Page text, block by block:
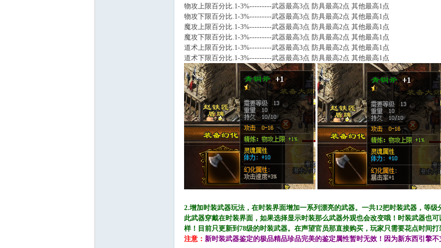
物攻上限百分比.1-3%---------武器最高3点 防具最高2点 其他最高1点
物攻下限百分比.1-3%---------武器最高3点 防具最高2点 其他最高1点
魔攻上限百分比.1-3%---------武器最高3点 防具最高2点 其他最高1点
魔攻下限百分比.1-3%---------武器最高3点 防具最高2点 其他最高1点
道术上限百分比.1-3%---------武器最高3点 防具最高2点 其他最高1点
道术下限百分比.1-3%---------武器最高3点 防具最高2点 其他最高1点
2.增加时装武器玩法，在时装界面增加一系列漂亮的武器。 一共12把时装武器，等级
此武器穿戴在时装界面，如果选择显示时装那么武器外观也会改变哦！时装武器也
样！ 目前只更新到78级的时装武器。在声望官员那直接购买，玩家只需要花点时间打
注意： 新时装武器鉴定的极品精品珍品完美的鉴定属性暂时无效！因为新东西引擎